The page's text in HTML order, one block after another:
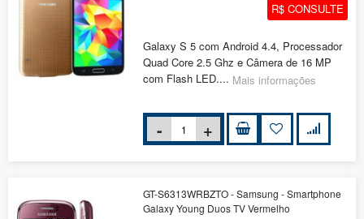
R$ CONSULTE
Galaxy S 5 com Android 4.4, Processador
Quad Core 2.5 Ghz e Câmera de 16 MP
com Flash LED.... Mais informações
GT-S6313WRBZTO - Samsung - Smartphone
Galaxy Young Duos TV Vermelho